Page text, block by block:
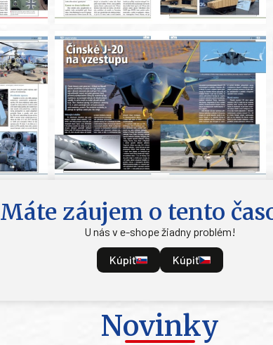
Máte záujem o tento
U nás v e-shope žiadny problém!
Kúpiť Kúpiť
Novinky